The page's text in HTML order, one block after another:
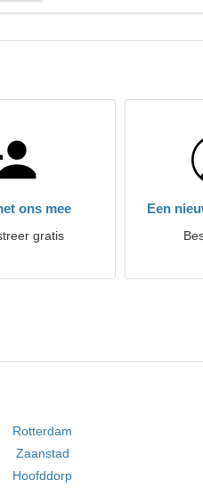
ons mee
gratis
Een
Rotterdam
Zaanstad
Hoofddorp